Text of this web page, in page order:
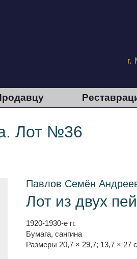
г.
Лот №36
Павлов Семён
Лот из двух
1920-1930-е гг.
Бумага, сангина
Размеры 20,7 × 29,7; 13,7 × 27